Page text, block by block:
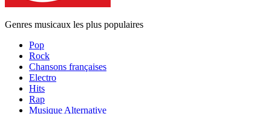
Genres musicaux les plus populaires
Pop
Rock
Chansons françaises
Electro
Hits
Rap
Musique Alternative